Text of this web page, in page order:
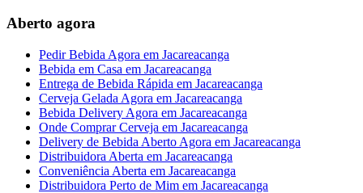
Aberto agora
Pedir Bebida Agora em Jacareacanga
Bebida em Casa em Jacareacanga
Entrega de Bebida Rápida em Jacareacanga
Cerveja Gelada Agora em Jacareacanga
Bebida Delivery Agora em Jacareacanga
Onde Comprar Cerveja em Jacareacanga
Delivery de Bebida Aberto Agora em Jacareacanga
Distribuidora Aberta em Jacareacanga
Conveniência Aberta em Jacareacanga
Distribuidora Perto de Mim em Jacareacanga